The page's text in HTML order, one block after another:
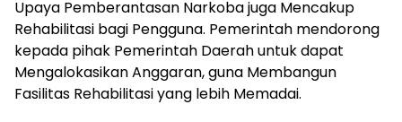
Upaya Pemberantasan Narkoba juga Mencakup
Rehabilitasi bagi Pengguna. Pemerintah mendorong
kepada pihak Pemerintah Daerah untuk dapat
Mengalokasikan Anggaran, guna Membangun
Fasilitas Rehabilitasi yang lebih Memadai.